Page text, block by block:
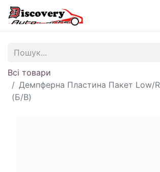
Всі товари
Демпферна Пластина Пакет Low/
(Б/В)